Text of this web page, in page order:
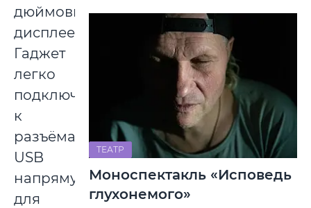
дюймовым
дисплеем.
Гаджет
легко
подключается
к
разъёмам
USB
напрямую
для
ТЕАТР
Моноспектакль «Исповедь
глухонемого»